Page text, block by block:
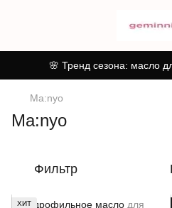
🌸 Тренд сезона: масло
Ma:nyo
Ma:nyo
Фильтр
ХИТ